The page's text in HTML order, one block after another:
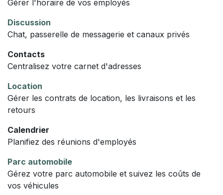
Gérer l'horaire de vos employés
Discussion
Chat, passerelle de messagerie et canaux privés
Contacts
Centralisez votre carnet d'adresses
Location
Gérer les contrats de location, les livraisons et les
retours
Calendrier
Planifiez des réunions d'employés
Parc automobile
Gérez votre parc automobile et suivez les coûts de
vos véhicules